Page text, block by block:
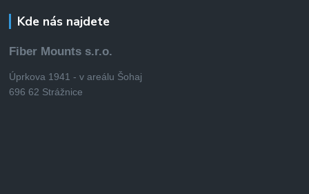
Kde nás najdete
Fiber Mounts s.r.o.
Úprkova 1941 - v areálu Šohaj
696 62 Strážnice